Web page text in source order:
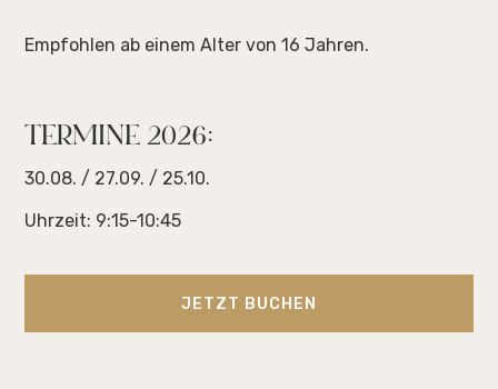
Empfohlen ab einem Alter von 16 Jahren.
TERMINE 2026:
30.08. / 27.09. / 25.10.
Uhrzeit: 9:15-10:45
JETZT BUCHEN